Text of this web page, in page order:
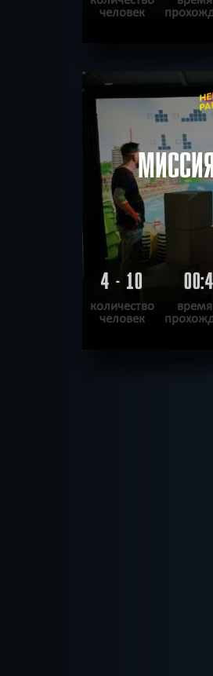
человек
ХОЧУ ПРОЙТИ
4 - 10
количество
человек